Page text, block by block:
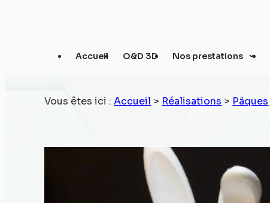
Accueil O&D 3D Nos prestations
Vous êtes ici :Accueil > Réalisations > Pâques